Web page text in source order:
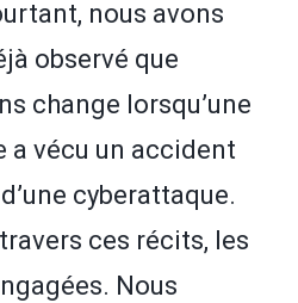
nous avons
observé que
change lorsqu’une
a vécu un accident
cyberattaque.
travers ces récits, les
Nous